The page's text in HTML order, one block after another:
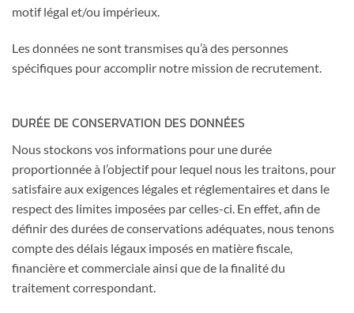
motif légal et/ou impérieux.
Les données ne sont transmises qu’à des personnes
spécifiques pour accomplir notre mission de recrutement.
DURÉE DE CONSERVATION DES DONNÉES
Nous stockons vos informations pour une durée
proportionnée à l’objectif pour lequel nous les traitons, pour
satisfaire aux exigences légales et réglementaires et dans le
respect des limites imposées par celles-ci. En effet, afin de
définir des durées de conservations adéquates, nous tenons
compte des délais légaux imposés en matière fiscale,
financière et commerciale ainsi que de la finalité du
traitement correspondant.